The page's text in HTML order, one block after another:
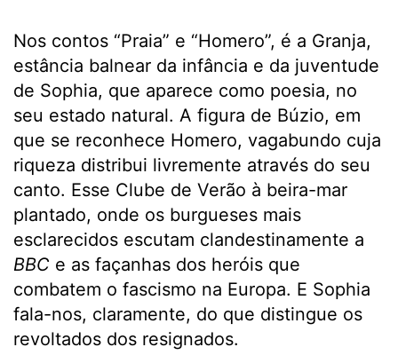
Nos contos “Praia” e “Homero”, é a Granja,
estância balnear da infância e da juventude
de Sophia, que aparece como poesia, no
seu estado natural. A figura de Búzio, em
que se reconhece Homero, vagabundo cuja
riqueza distribui livremente através do seu
canto. Esse Clube de Verão à beira-mar
plantado, onde os burgueses mais
esclarecidos escutam clandestinamente a
BBC e as façanhas dos heróis que
combatem o fascismo na Europa. E Sophia
fala-nos, claramente, do que distingue os
revoltados dos resignados.